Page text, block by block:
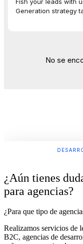
¿Aún tienes
para agencias?
¿Para que tipo de
Realizamos servicios de
B2C, agencias de